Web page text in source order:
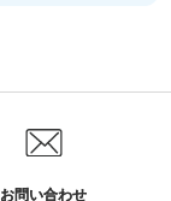
お問い合わせ